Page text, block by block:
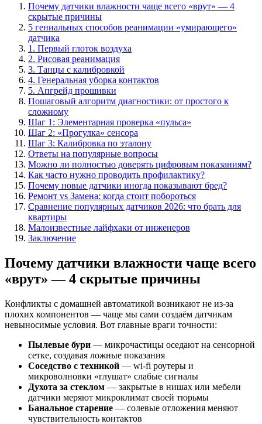
Почему датчики влажности чаще всего «врут» — 4
скрытые причины
5 гениальных способов реанимации «умирающего»
датчика
1. Первый глоток воздуха
2. Рисовая реанимация
3. Танцы с калибровкой
4. Генеральная уборка контактов
5. Апгрейд прошивки
Пошаговый алгоритм диагностики: от простого к
сложному
Шаг 1: Элементарная проверка «пульса»
Шаг 2: «Прогулка» сенсора
Шаг 3: Калибровка по эталону
Ответы на популярные вопросы
Можно ли полностью доверять цифровым показаниям?
Как часто нужно проводить профилактику?
Почему новые датчики иногда показывают бред?
Ремонт vs Замена: когда стоит побороться
Сравнение популярных датчиков 2026: что брать для
квартиры
Малоизвестные лайфхаки от инженеров
Заключение
Почему датчики влажности чаще всего
«врут» — 4 скрытые причины
Конфликты с домашней автоматикой возникают не из-за
плохих компонентов — чаще мы сами создаём датчикам
невыносимые условия. Вот главные враги точности:
Пылевые бури — микрочастицы оседают на сенсорной
сетке, создавая ложные показания
Соседство с техникой — wi-fi роутеры и
микроволновки «глушат» слабые сигналы
Духота за стеклом — закрытые в нишах или мебели
датчики меряют микроклимат своей тюрьмы
Банальное старение — солевые отложения меняют
чувствительность контактов